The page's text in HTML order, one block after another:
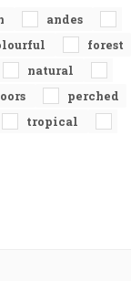
andes
forest
natural
perched
tropical